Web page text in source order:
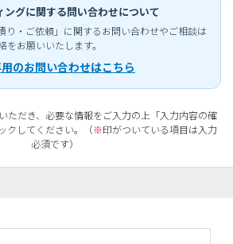
ングに関する問い合わせについて
り・ご依頼」に関するお問い合わせやご相談は
お願いいたします。
のお問い合わせはこちら
ただき、必要な情報をご入力の上「入力内容の確
クしてください。（※印がついている項目は入力
必須です）